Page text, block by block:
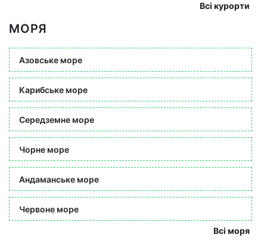
Всі курорти
МОРЯ
Азовське море
Карибське море
Середземне море
Чорне море
Андаманське море
Червоне море
Всі моря